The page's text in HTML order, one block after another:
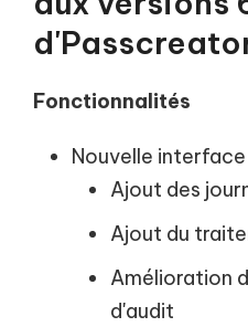
Fonctionnalités
Nouvelle
Ajout des
Ajout du
Amélioration
d'audit